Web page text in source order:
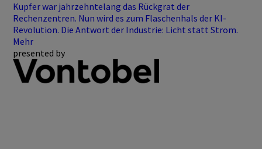
Kupfer war jahrzehntelang das Rückgrat der
Rechenzentren. Nun wird es zum Flaschenhals der KI-
Revolution. Die Antwort der Industrie: Licht statt Strom.
Mehr
presented by